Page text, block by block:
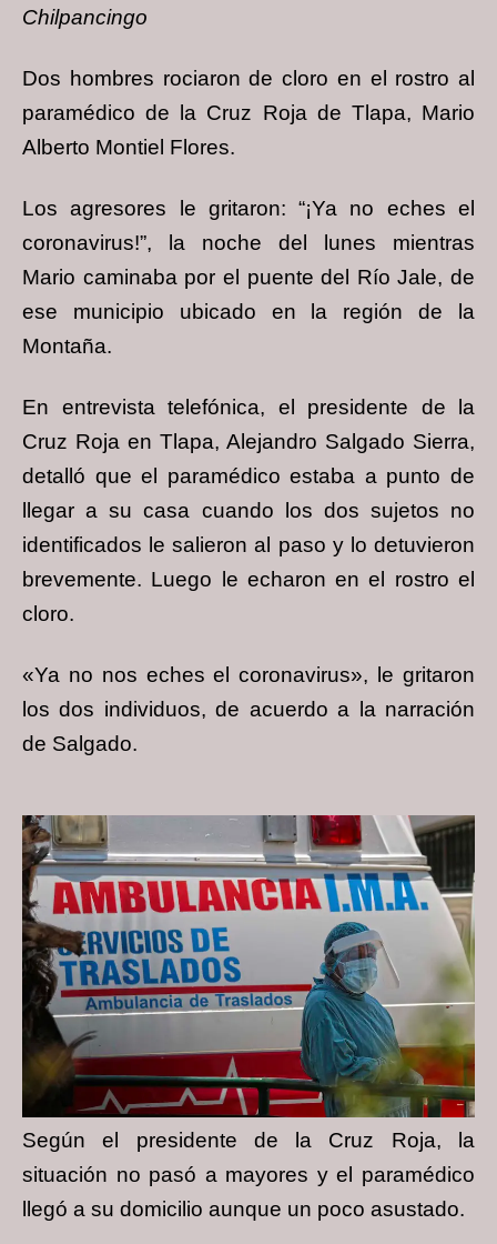
Chilpancingo
Dos hombres rociaron de cloro en el rostro al
paramédico de la Cruz Roja de Tlapa, Mario
Alberto Montiel Flores.
Los agresores le gritaron: “¡Ya no eches el
coronavirus!”, la noche del lunes mientras
Mario caminaba por el puente del Río Jale, de
ese municipio ubicado en la región de la
Montaña.
En entrevista telefónica, el presidente de la
Cruz Roja en Tlapa, Alejandro Salgado Sierra,
detalló que el paramédico estaba a punto de
llegar a su casa cuando los dos sujetos no
identificados le salieron al paso y lo detuvieron
brevemente. Luego le echaron en el rostro el
cloro.
«Ya no nos eches el coronavirus», le gritaron
los dos individuos, de acuerdo a la narración
de Salgado.
Según el presidente de la Cruz Roja, la
situación no pasó a mayores y el paramédico
llegó a su domicilio aunque un poco asustado.